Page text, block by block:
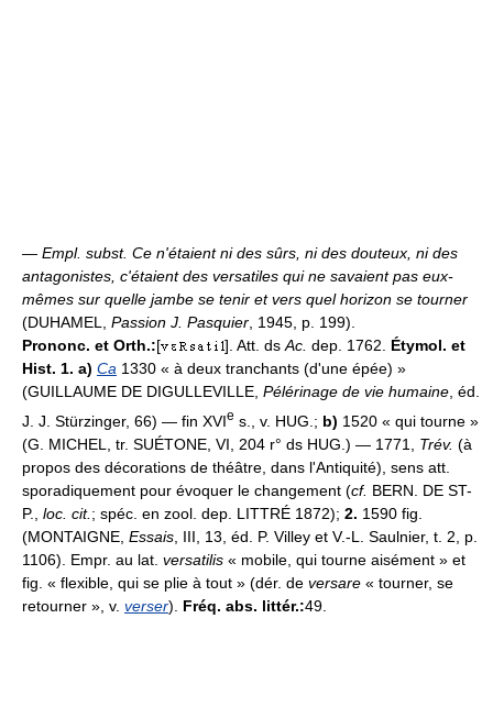
— Empl. subst. Ce n'étaient ni des sûrs, ni des douteux, ni des
antagonistes, c'étaient des versatiles qui ne savaient pas eux-
mêmes sur quelle jambe se tenir et vers quel horizon se tourner
(DUHAMEL, Passion J. Pasquier, 1945, p. 199).
Prononc. et Orth.:[ ]. Att. dsAc. dep. 1762. Étymol. et
Hist. 1. a) Ca 1330 « à deux tranchants (d'une épée) »
(GUILLAUME DE DIGULLEVILLE, Pélérinage de vie humaine, éd.
J. J. Stürzinger, 66) — fin XVIe s., v. HUG.; b) 1520 « qui tourne »
(G. MICHEL, tr. SUÉTONE, VI, 204 r° ds HUG.) — 1771, Trév. (à
propos des décorations de théâtre, dans l'Antiquité), sens att.
sporadiquement pour évoquer le changement (cf. BERN. DE ST-
P., loc. cit. ; spéc. en zool. dep. LITTRÉ 1872); 2. 1590 fig.
(MONTAIGNE, Essais , III, 13, éd. P. Villey et V.-L. Saulnier, t. 2, p.
1106). Empr. au lat. versatilis « mobile, qui tourne aisément » et
fig. « flexible, qui se plie à tout » (dér. de versare « tourner, se
retourner », v. verser). Fréq. abs. littér.:49.